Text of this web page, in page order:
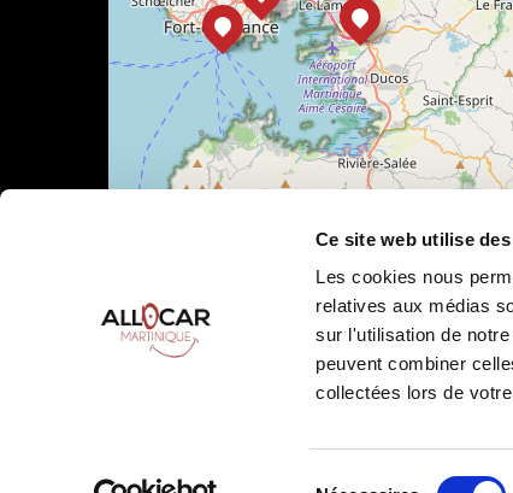
Ce site web utilise
Les cookies nous
relatives aux médias
sur l'utilisation de
peuvent combiner
collectées lors de
Leaflet |©